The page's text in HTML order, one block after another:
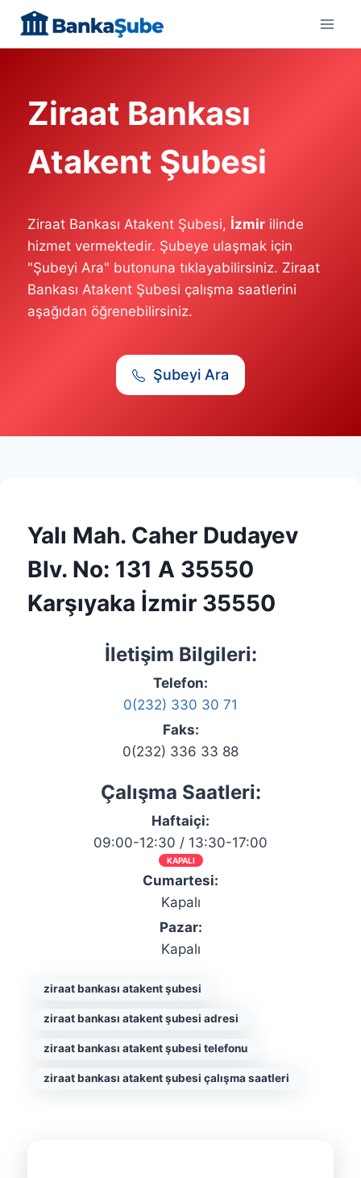
content
Ziraat Bankası
Atakent Şubesi
Ziraat Bankası Atakent Şubesi, İzmir ilinde
hizmet vermektedir. Şubeye ulaşmak için
"Şubeyi Ara" butonuna tıklayabilirsiniz. Ziraat
Bankası Atakent Şubesi çalışma saatlerini
aşağıdan öğrenebilirsiniz.
Şubeyi Ara
Yalı Mah. Caher Dudayev
Blv. No: 131 A 35550
Karşıyaka İzmir 35550
İletişim Bilgileri:
Telefon:
0(232) 330 30 71
Faks:
0(232) 336 33 88
Çalışma Saatleri:
Haftaiçi:
09:00-12:30 / 13:30-17:00
KAPALI
Cumartesi:
Kapalı
Pazar:
Kapalı
ziraat bankası atakent şubesi
ziraat bankası atakent şubesi adresi
ziraat bankası atakent şubesi telefonu
ziraat bankası atakent şubesi çalışma saatleri